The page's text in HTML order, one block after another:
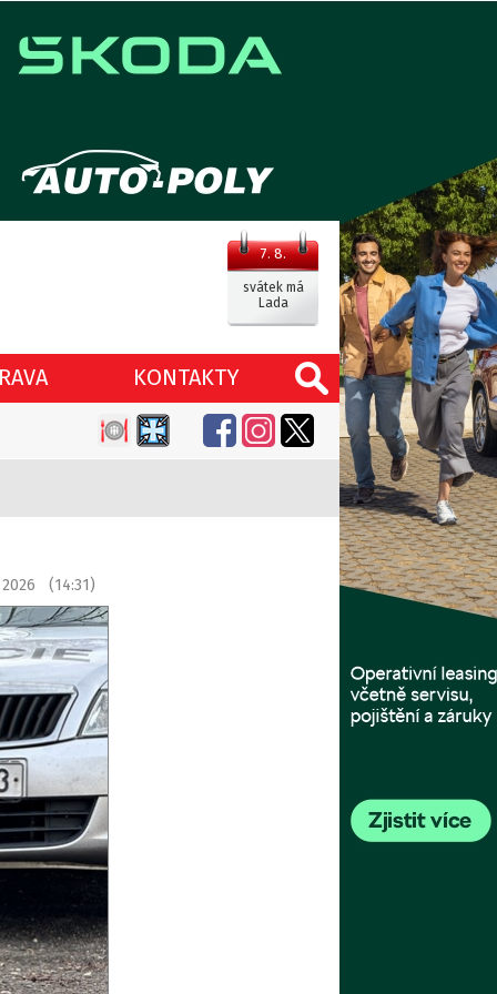
7. 8.
svátek má
Lada
KONTAKTY
(14:31)